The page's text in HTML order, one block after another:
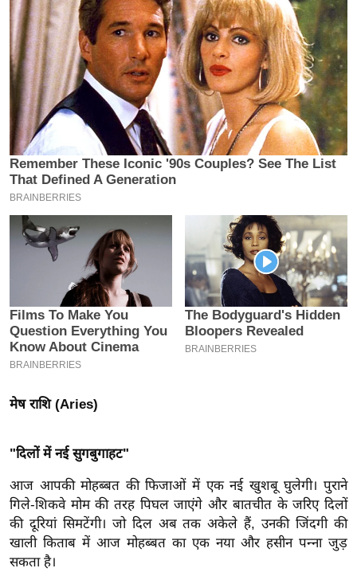
य
ब
ज
ट
खे
ल
क्रि
के
ट
I
P
2
6
क्रा
म
-
प
र
मि
सा
मेष राशि (Aries)
"दिलों में नई सुगबुगाहट"
आज आपकी मोहब्बत की फिजाओं में एक नई खुशबू घुलेगी। पुराने
गिले-शिकवे मोम की तरह पिघल जाएंगे और बातचीत के जरिए दिलों
की दूरियां सिमटेंगी। जो दिल अब तक अकेले हैं, उनकी जिंदगी की
खाली किताब में आज मोहब्बत का एक नया और हसीन पन्ना जुड़
सकता है।